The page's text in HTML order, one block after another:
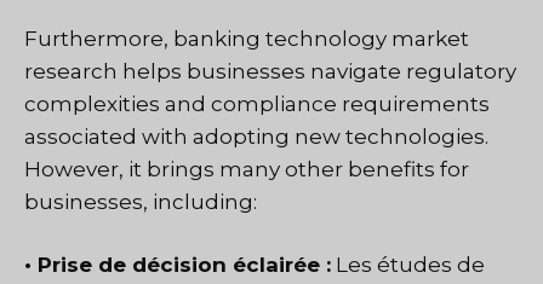
Furthermore, banking technology market
research helps businesses navigate regulatory
complexities and compliance requirements
associated with adopting new technologies.
However, it brings many other benefits for
businesses, including:
• Prise de décision éclairée : Les études de